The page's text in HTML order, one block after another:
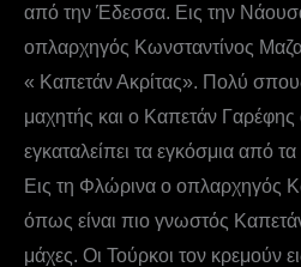
από την Έδεσσα. Εις την Νάουσα
οπλαρχηγός Κωνσταντίνος
« Καπετάν Ακρίτας». Πολύ
μαχητής και ο Καπετάν
εγκαταλείπει τα εγκόσμια από
Εις τη Φλώρινα ο οπλαρχηγός
όπως είναι πιο γνωστός
μάχες. Οι Τούρκοι τον κρεμούν